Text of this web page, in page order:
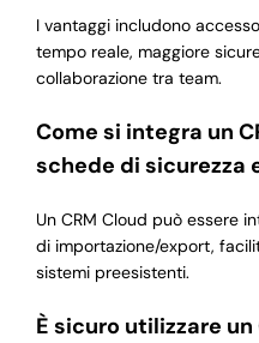
I vantaggi includono
tempo reale, maggiore
collaborazione tra team.
Come si integra un
schede di sicurezza
Un CRM Cloud può essere
di importazione/export,
sistemi preesistenti.
È sicuro utilizzare